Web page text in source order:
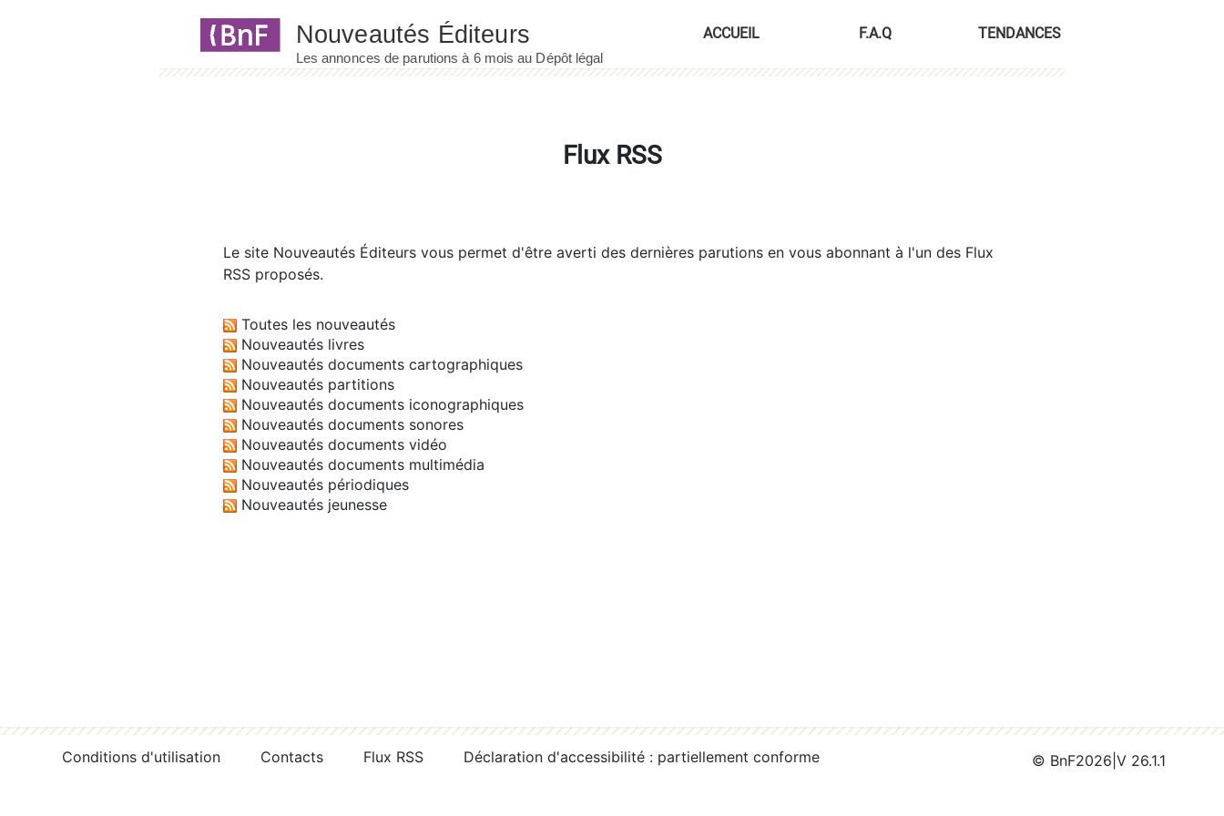
ACCUEIL F.A.Q TENDANCES
Flux RSS
Le site Nouveautés Éditeurs vous permet d'être averti des dernières parutions en vous abonnant à l'un des Flux
RSS proposés.
Toutes les nouveautés
Nouveautés livres
Nouveautés documents cartographiques
Nouveautés partitions
Nouveautés documents iconographiques
Nouveautés documents sonores
Nouveautés documents vidéo
Nouveautés documents multimédia
Nouveautés périodiques
Nouveautés jeunesse
Conditions d'utilisation Contacts Flux RSS Déclaration d'accessibilité : partiellement conforme © BnF2026 V 26.1.1